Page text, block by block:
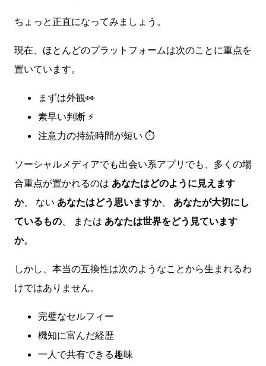
ちょっと正直になってみましょう。
現在、ほとんどのプラットフォームは次のことに重点を
置いています。
まずは外観👀
素早い判断 ⚡
注意力の持続時間が短い ⏱️
ソーシャルメディアでも出会い系アプリでも、多くの場
合重点が置かれるのは あなたはどのように見えます
か、 ない あなたはどう思いますか、 あなたが大切にし
ているもの 、 または あなたは世界をどう見ています
か。
しかし、本当の互換性は次のようなことから生まれるわ
けではありません。
完璧なセルフィー
機知に富んだ経歴
一人で共有できる趣味